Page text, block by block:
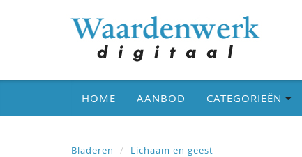
HOME AANBOD CATEGORIEËN
Bladeren Lichaam en geest